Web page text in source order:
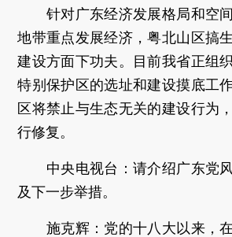
针对广东经济发展格局和空间
地带重点发展经济，粤北山区搞
建设方面下功夫。目前我省正组
特别保护区的选址和建设摸底工
区将禁止与生态无关的建设行为
行修复。
中央电视台：请介绍广东党
及下一步举措。
施克辉： 党的十八大以来，